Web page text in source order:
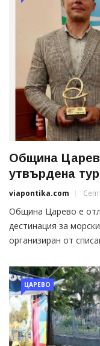
Община
утвърдена
viapontika.com
Община Царево е
дестинация за
организиран от
ЦАРЕВО